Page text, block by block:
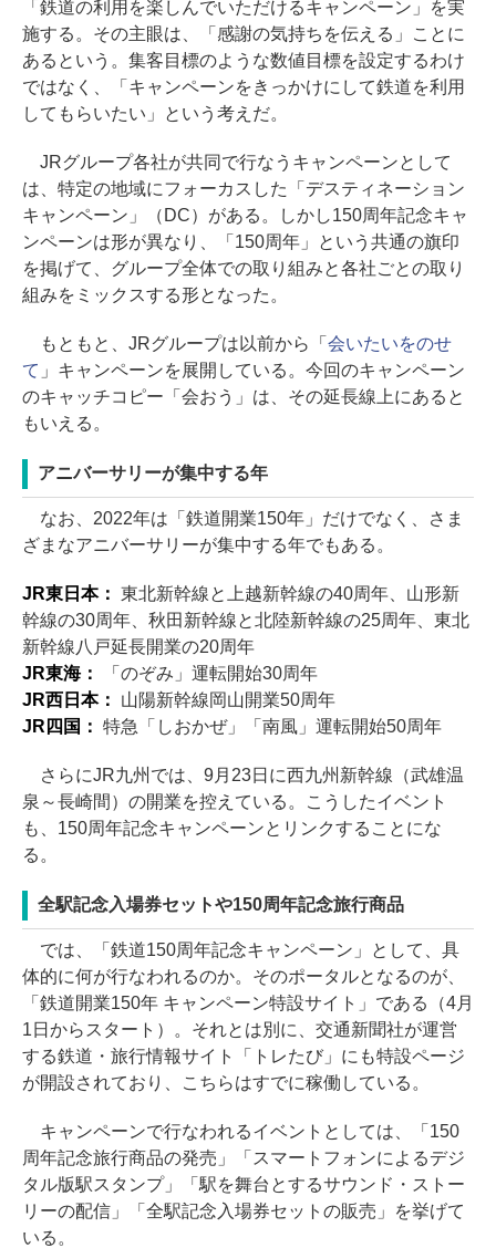
「鉄道の利用を楽しんでいただけるキャンペーン」を実
施する。その主眼は、「感謝の気持ちを伝える」ことに
あるという。集客目標のような数値目標を設定するわけ
ではなく、「キャンペーンをきっかけにして鉄道を利用
してもらいたい」という考えだ。
JRグループ各社が共同で行なうキャンペーンとして
は、特定の地域にフォーカスした「デスティネーション
キャンペーン」（DC）がある。しかし150周年記念キャ
ンペーンは形が異なり、「150周年」という共通の旗印
を掲げて、グループ全体での取り組みと各社ごとの取り
組みをミックスする形となった。
もともと、JRグループは以前から「 会いたいをのせ
て 」キャンペーンを展開している。今回のキャンペーン
のキャッチコピー「会おう」は、その延長線上にあると
もいえる。
アニバーサリーが集中する年
なお、2022年は「鉄道開業150年」だけでなく、さま
ざまなアニバーサリーが集中する年でもある。
JR東日本： 東北新幹線と上越新幹線の40周年、山形新
幹線の30周年、秋田新幹線と北陸新幹線の25周年、東北
新幹線八戸延長開業の20周年
JR東海：
「のぞみ」運転開始30周年
JR西日本： 山陽新幹線岡山開業50周年
JR四国： 特急「しおかぜ」「南風」運転開始50周年
さらにJR九州では、9月23日に西九州新幹線（武雄温
泉～長崎間）の開業を控えている。こうしたイベント
も、150周年記念キャンペーンとリンクすることにな
る。
全駅記念入場券セットや150周年記念旅行商品
では、「鉄道150周年記念キャンペーン」として、具
体的に何が行なわれるのか。そのポータルとなるのが、
「鉄道開業150年 キャンペーン特設サイト」である（4月
1日からスタート）。それとは別に、交通新聞社が運営
する鉄道・旅行情報サイト「トレたび」にも特設ページ
が開設されており、こちらはすでに稼働している。
キャンペーンで行なわれるイベントとしては、「150
周年記念旅行商品の発売」「スマートフォンによるデジ
タル版駅スタンプ」「駅を舞台とするサウンド・ストー
リーの配信」「全駅記念入場券セットの販売」を挙げて
いる。